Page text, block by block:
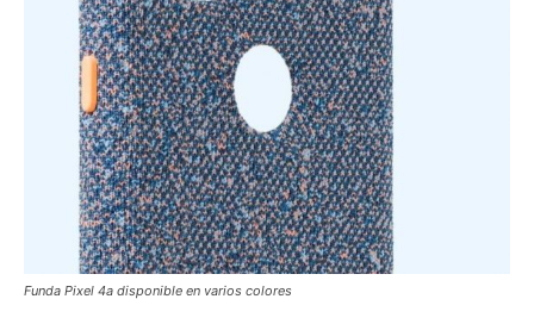
Funda Pixel 4a disponible en varios colores